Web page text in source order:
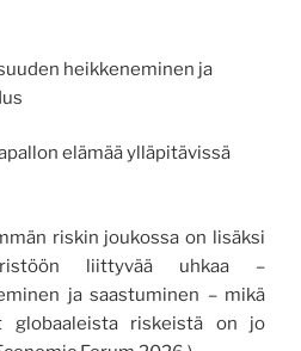
heikkeneminen ja
elämää ylläpitävissä
riskin joukossa on lisäksi
liittyvää uhkaa –
ja saastuminen – mikä
globaaleista riskeistä on jo